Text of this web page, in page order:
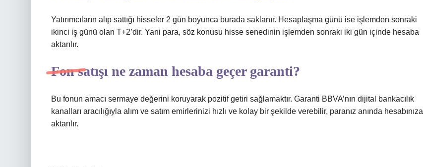
Yatırımcıların alıp sattığı hisseler 2 gün boyunca burada saklanır. Hesaplaşma günü ise işlemden sonraki
ikinci iş günü olan T+2’dir. Yani para, söz konusu hisse senedinin işlemden sonraki iki gün içinde hesaba
aktarılır.
Fon satışı ne zaman hesaba geçer garanti?
Bu fonun amacı sermaye değerini koruyarak pozitif getiri sağlamaktır. Garanti BBVA’nın dijital bankacılık
kanalları aracılığıyla alım ve satım emirlerinizi hızlı ve kolay bir şekilde verebilir, paranız anında hesabınıza
aktarılır.